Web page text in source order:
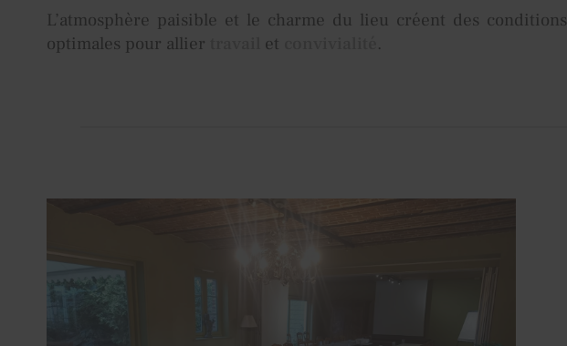
L’atmosphère paisible et le charme du lieu créent des conditions
optimales pour allier
et .